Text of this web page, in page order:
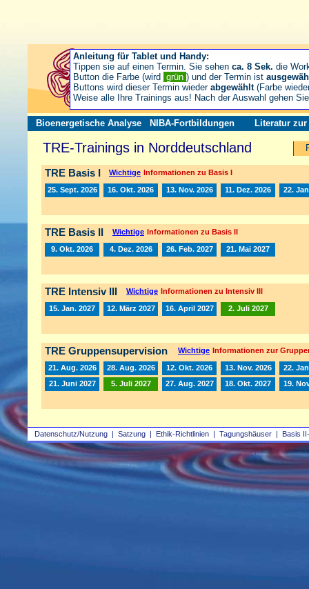
Datenschutz/Nutzung | Satzung | Ethik-Richtlinien | Tagungshäuser | Basis
Bioenergetische Analyse NIBA-Fortbildungen Literatur zur
TRE-Trainings in Norddeutschland
TRE Basis I Wichtige Informationen zu Basis I
25. Sept. 2026 16. Okt. 2026 13. Nov. 2026 11. Dez. 2026 22.
TRE Basis II Wichtige Informationen zu Basis II
9. Okt. 2026 4. Dez. 2026 26. Feb. 2027 21. Mai 2027
TRE Intensiv III Wichtige Informationen zu Intensiv III
15. Jan. 2027 12. März 2027 16. April 2027 2. Juli 2027
TRE Gruppensupervision Wichtige Informationen zur
21. Aug. 2026 28. Aug. 2026 12. Okt. 2026 13. Nov. 2026
22.
21. Juni 2027
5. Juli 2027 27. Aug. 2027 18. Okt. 2027 19.
Anleitung für Tablet und Handy:
Tippen sie auf einen Termin. Sie sehen ca. 8 Sek. die
Button die Farbe (wird grün ) und der Termin ist
Buttons wird dieser Termin wieder abgewählt(Farbe
Weise alle Ihre Trainings aus! Nach der Auswahl gehen